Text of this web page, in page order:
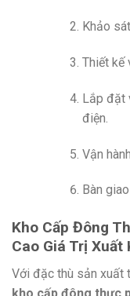
Khảo
Thiết kế
Lắp đặt
điện.
Vận
Bàn
Kho Cấp Đông
Cao Giá Trị Xuất
Với đặc thù sản xuất